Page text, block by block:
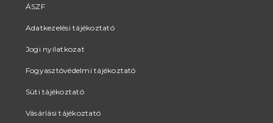
ÁSZF
Adatkezelési tájékoztató
Jogi nyilatkozat
Fogyasztóvédelmi tájékoztató
Süti tájékoztató
Vásárlási tájékoztató